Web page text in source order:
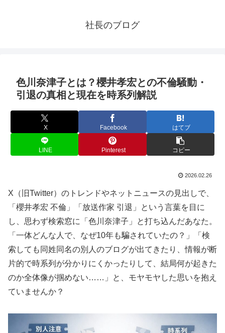
社長のブログ
色川奈津子とは？櫻井孝宏との不倫騒動・
引退の真相と現在を時系列解説
X Facebook はてブ
LINE Pinterest コピー
2026.02.26
X（旧Twitter）のトレンドやネットニュースの見出しで、
「櫻井孝宏 不倫」「放送作家 引退」という言葉を目に
し、思わず検索窓に「色川奈津子」と打ち込んだあなた。
「一体どんな人で、なぜ10年も騙されていたの？」「検
索しても同姓同名の別人のブログが出てきたり、情報が断
片的で時系列が分かりにくかったりして、結局何が起きた
のか全体像が掴めない……」と、モヤモヤした思いを抱え
ていませんか？